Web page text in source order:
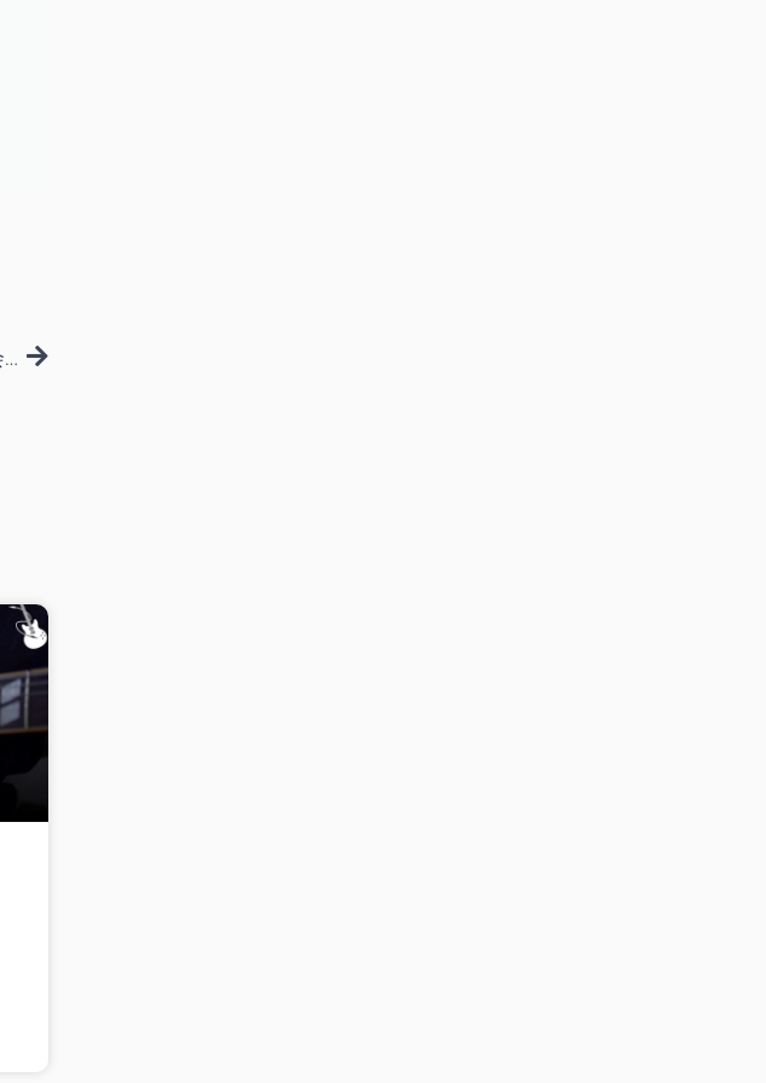
9月16日 19:30 SGL 秋のオンライン交流会！【プレミアムプラン限定】